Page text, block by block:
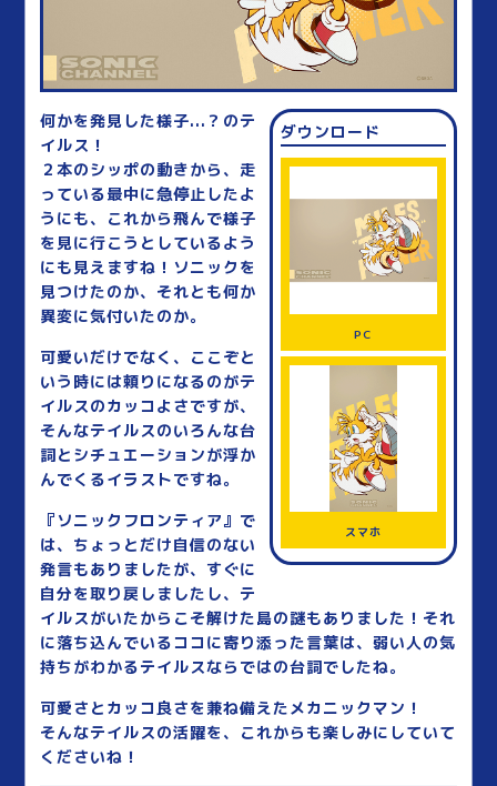
ダウンロード
PC
スマホ
何かを発見した様子...？のテ
イルス！
２本のシッポの動きから、走
っている最中に急停止したよ
うにも、これから飛んで様子
を見に行こうとしているよう
にも見えますね！ソニックを
見つけたのか、それとも何か
異変に気付いたのか。
可愛いだけでなく、ここぞと
いう時には頼りになるのがテ
イルスのカッコよさですが、
そんなテイルスのいろんな台
詞とシチュエーションが浮か
んでくるイラストですね。
『ソニックフロンティア』で
は、ちょっとだけ自信のない
発言もありましたが、すぐに
自分を取り戻しましたし、テ
イルスがいたからこそ解けた島の謎もありました！それ
に落ち込んでいるココに寄り添った言葉は、弱い人の気
持ちがわかるテイルスならではの台詞でしたね。
可愛さとカッコ良さを兼ね備えたメカニックマン！
そんなテイルスの活躍を、これからも楽しみにしていて
くださいね！